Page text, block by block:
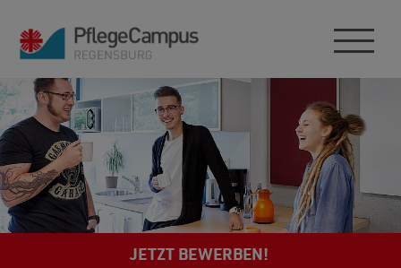
JETZT BEWERBEN!